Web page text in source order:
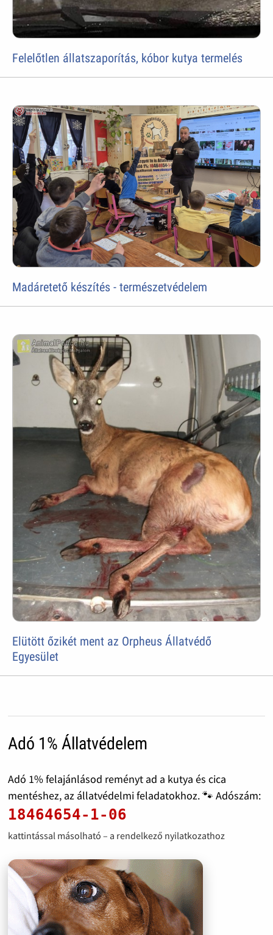
Felelőtlen állatszaporítás, kóbor kutya termelés
Madáretető készítés - természetvédelem
Elütött őzikét ment az Orpheus Állatvédő
Egyesület
Adó 1% Állatvédelem
Adó 1% felajánlásod reményt ad a kutya és cica
mentéshez, az állatvédelmi feladatokhoz. 🐾 Adószám:
18464654-1-06
kattintással másolható – a rendelkező nyilatkozathoz